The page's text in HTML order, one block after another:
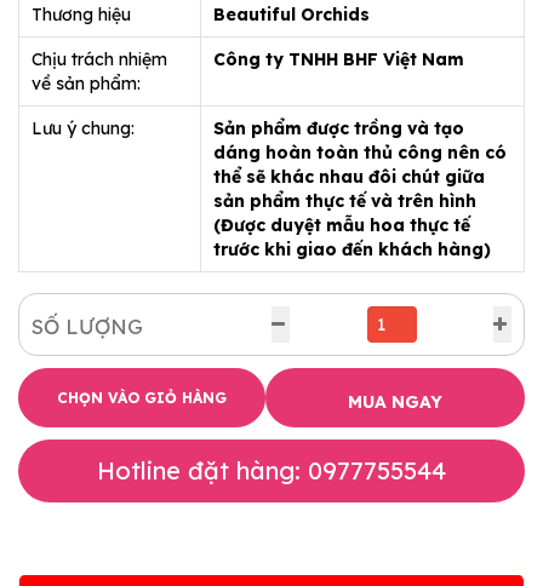
Thương hiệu Beautiful Orchids
Chịu trách nhiệm
về sản phẩm:
Công ty TNHH BHF Việt Nam
Lưu ý chung:
Sản phẩm được trồng và tạo
dáng hoàn toàn thủ công nên có
thể sẽ khác nhau đôi chút giữa
sản phẩm thực tế và trên hình
(Được duyệt mẫu hoa thực tế
trước khi giao đến khách hàng)
SỐ LƯỢNG
CHỌN VÀO GIỎ HÀNG MUA NGAY
Hotline đặt hàng: 0977755544